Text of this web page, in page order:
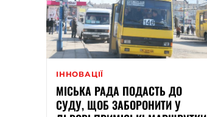
ІННОВАЦІЇ
МІСЬКА РАДА ПОДАСТЬ ДО
СУДУ, ЩОБ ЗАБОРОНИТИ У